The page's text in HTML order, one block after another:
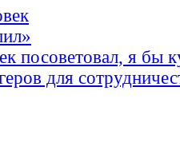
посоветовал, я бы
для